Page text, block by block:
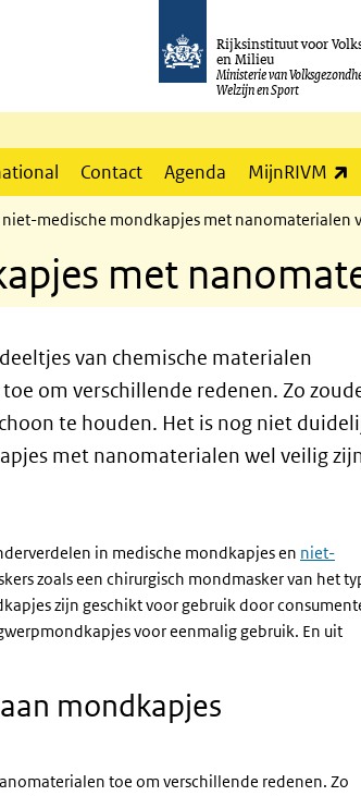
Rijksinstituut voor
en Milieu
Ministerie van
Welzijn en Sport
Contact Agenda MijnRIVM
medische mondkapjes met nanomaterialen
met
van chemische materialen
om verschillende redenen. Zo
te houden. Het is nog niet
met nanomaterialen wel veilig
in medische mondkapjes en niet-
zoals een chirurgisch mondmasker van het
zijn geschikt voor gebruik door
voor eenmalig gebruik. En uit
mondkapjes
toe om verschillende redenen. Zo